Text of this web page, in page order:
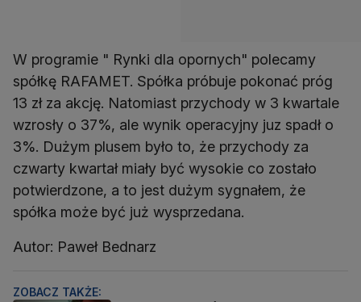
W programie " Rynki dla opornych" polecamy
spółkę RAFAMET. Spółka próbuje pokonać próg
13 zł za akcję. Natomiast przychody w 3 kwartale
wzrosły o 37%, ale wynik operacyjny juz spadł o
3%. Dużym plusem było to, że przychody za
czwarty kwartał miały być wysokie co zostało
potwierdzone, a to jest dużym sygnałem, że
spółka może być już wysprzedana.
Autor: Paweł Bednarz
ZOBACZ TAKŻE: